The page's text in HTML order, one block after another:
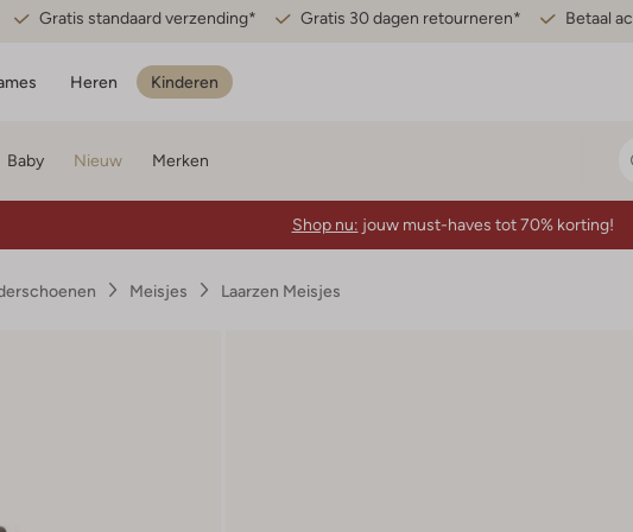
Gratis standaard verzending* Gratis 30 dagen retourneren* Betaal
Heren Kinderen
Baby Nieuw Merken
Shop nu: jouw must-haves tot 70% korting!
Meisjes Laarzen Meisjes